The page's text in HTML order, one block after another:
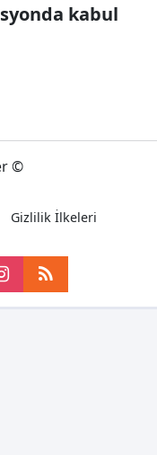
kabul
©
Gizlilik İlkeleri